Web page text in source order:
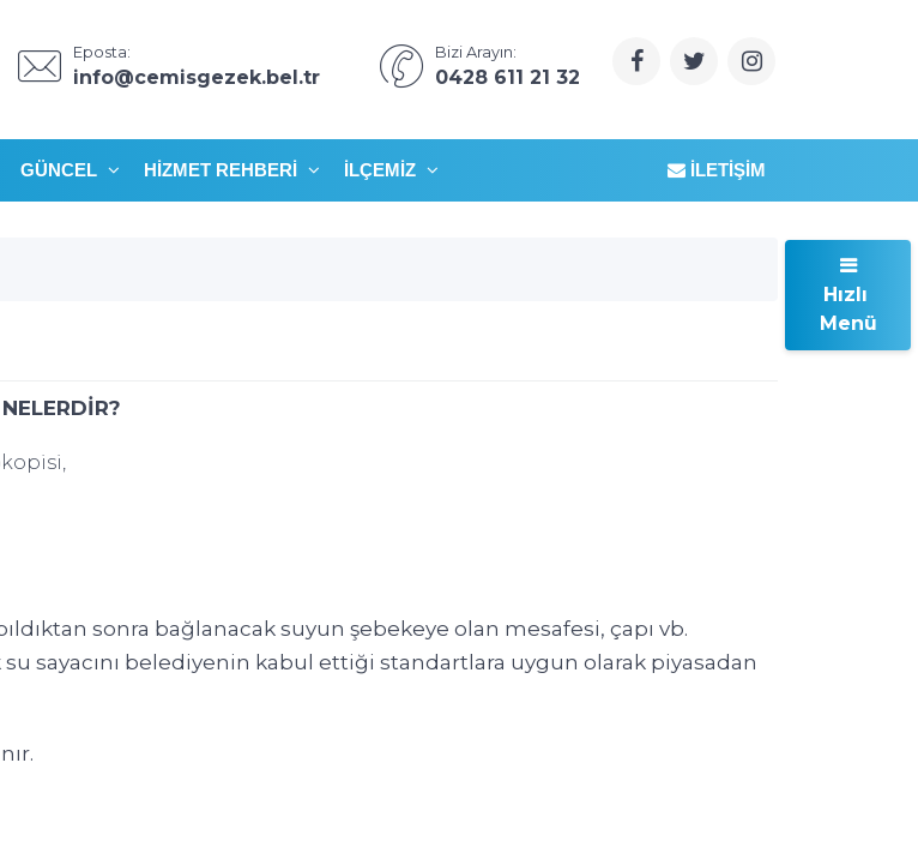
Eposta:
info@cemisgezek.bel.tr
Bizi Arayın:
0428 611 21 32
GÜNCEL HIZMET REHBERI İLÇEMIZ İLETIŞIM
sonra bağlanacak suyun şebekeye olan mesafesi, çapı vb.
sayacını belediyenin kabul ettiği standartlara uygun olarak piyasadan
Hızlı
Menü